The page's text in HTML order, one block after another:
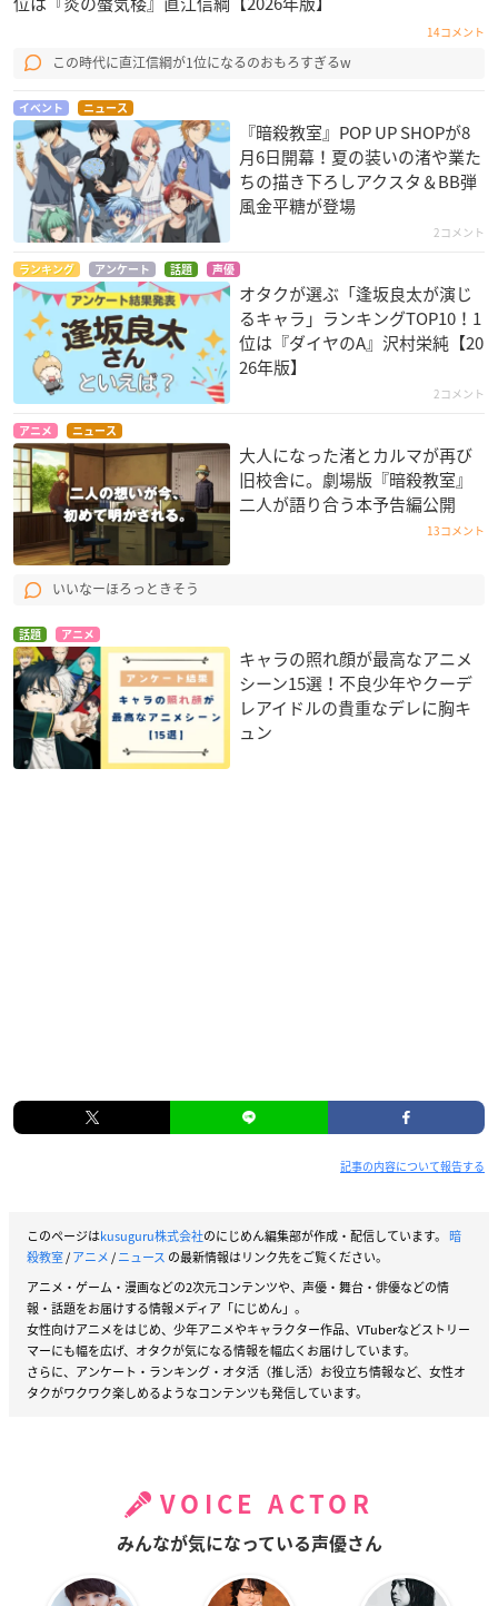
14コメント
この時代に直江信綱が1位になるのおもろすぎるw
イベント ニュース
『暗殺教室』POP UP SHOPが8
月6日開幕！夏の装いの渚や業た
ちの描き下ろしアクスタ＆BB弾
風金平糖が登場
2コメント
ランキング アンケート 話題 声優
オタクが選ぶ「逢坂良太が演じ
るキャラ」ランキングTOP10！1
位は『ダイヤのA』沢村栄純【20
26年版】
2コメント
アニメ ニュース
大人になった渚とカルマが再び
旧校舎に。劇場版『暗殺教室』
二人が語り合う本予告編公開
13コメント
いいなーほろっときそう
話題 アニメ
キャラの照れ顔が最高なアニメ
シーン15選！不良少年やクーデ
レアイドルの貴重なデレに胸キ
ュン
記事の内容について報告する
このページはkusuguru株式会社のにじめん編集部が作成・配信しています。 暗
殺教室/アニメ/ニュース の最新情報はリンク先をご覧ください。
アニメ・ゲーム・漫画などの2次元コンテンツや、声優・舞台・俳優などの情
報・話題をお届けする情報メディア「にじめん」。
女性向けアニメをはじめ、少年アニメやキャラクター作品、VTuberなどストリー
マーにも幅を広げ、オタクが気になる情報を幅広くお届けしています。
さらに、アンケート・ランキング・オタ活（推し活）お役立ち情報など、女性オ
タクがワクワク楽しめるようなコンテンツも発信しています。
VOICE ACTOR
みんなが気になっている声優さん